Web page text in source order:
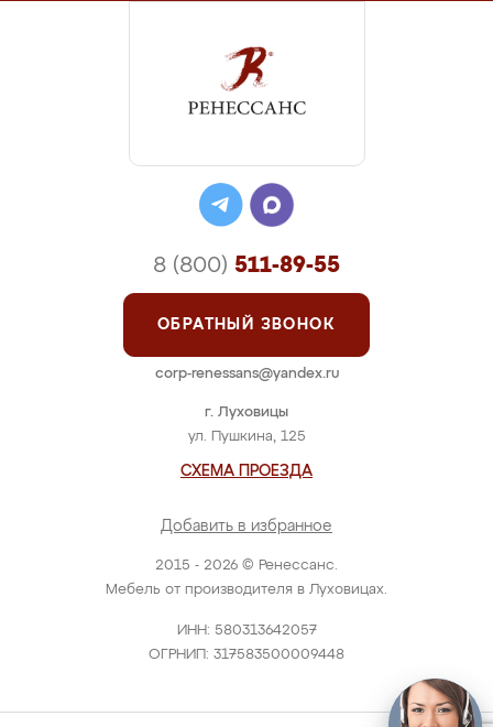
2015 - 2026 © Ренессанс.
Мебель от производителя в Луховицах.
ИНН: 580313642057
ОГРНИП: 317583500009448
г. Луховицы
ул. Пушкина, 125
СХЕМА ПРОЕЗДА
Добавить в избранное
8 (800) 511-89-55
ОБРАТНЫЙ ЗВОНОК
corp-renessans@yandex.ru